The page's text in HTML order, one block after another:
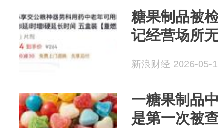
糖果制品被
记经营场所
新浪财经 2026-05-
一糖果制品
是第一次被